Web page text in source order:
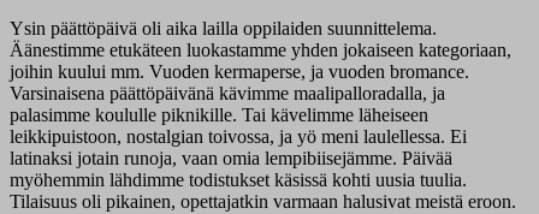
Ysin päättöpäivä oli aika lailla oppilaiden suunnittelema.
Äänestimme etukäteen luokastamme yhden jokaiseen kategoriaan,
joihin kuului mm. Vuoden kermaperse, ja vuoden bromance.
Varsinaisena päättöpäivänä kävimme maalipalloradalla, ja
palasimme koululle piknikille. Tai kävelimme läheiseen
leikkipuistoon, nostalgian toivossa, ja yö meni laulellessa. Ei
latinaksi jotain runoja, vaan omia lempibiisejämme. Päivää
myöhemmin lähdimme todistukset käsissä kohti uusia tuulia.
Tilaisuus oli pikainen, opettajatkin varmaan halusivat meistä eroon.